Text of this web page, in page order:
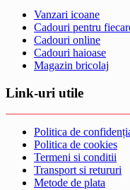
Vanzari icoane
Cadouri pentru
Cadouri online
Cadouri haioase
Magazin bricolaj
Link-uri utile
Politica de
Politica de cookies
Termeni si conditii
Transport si retururi
Metode de plata